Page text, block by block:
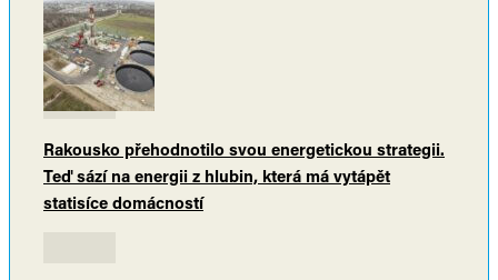
Rakousko přehodnotilo svou energetickou strategii.
Teď sází na energii z hlubin, která má vytápět
statisíce domácností